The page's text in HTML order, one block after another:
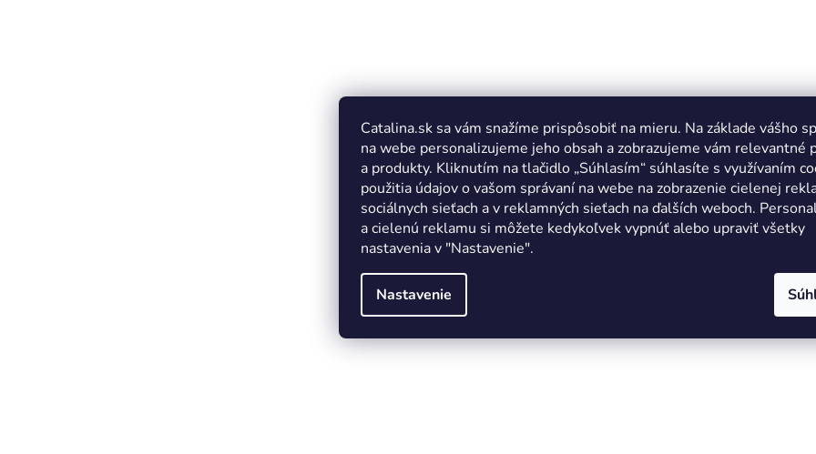
Catalina.sk sa vám snažíme prispôsobiť na mieru. Na základe vášho
na webe personalizujeme jeho obsah a zobrazujeme vám relevantné
a produkty. Kliknutím na tlačidlo „Súhlasím“ súhlasíte s využívaním
použitia údajov o vašom správaní na webe na zobrazenie cielenej
sociálnych sieťach a v reklamných sieťach na ďalších weboch.
a cielenú reklamu si môžete kedykoľvek vypnúť alebo upraviť všetky
nastavenia v "Nastavenie".
Nastavenie